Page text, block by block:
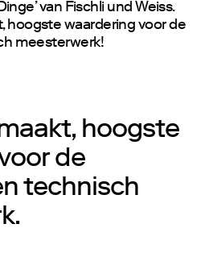
van Fischli und Weiss.
hoogste waardering voor de
meesterwerk!
hoogste
de
technisch